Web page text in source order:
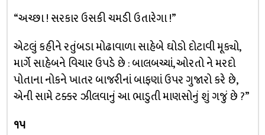
“અચ્છા ! સરકાર ઉસકી ચમડી ઉતારેગા !”
એટલું કહીને રતુંબડા મોઢાવાળા સાહેબે ઘોડો દોટાવી મૂક્યો,
માર્ગે સાહેબને વિચાર ઉપડે છે : બાલબચ્ચાં, ઓરતો ને મરદો
પોતાના નોકને ખાતર બાજરીનાં બાફણાં ઉપર ગુજારો કરે છે,
એની સામે ટક્કર ઝીલવાનું આ ભાડુતી માણસોનું શું ગજું છે ?”
૧૫